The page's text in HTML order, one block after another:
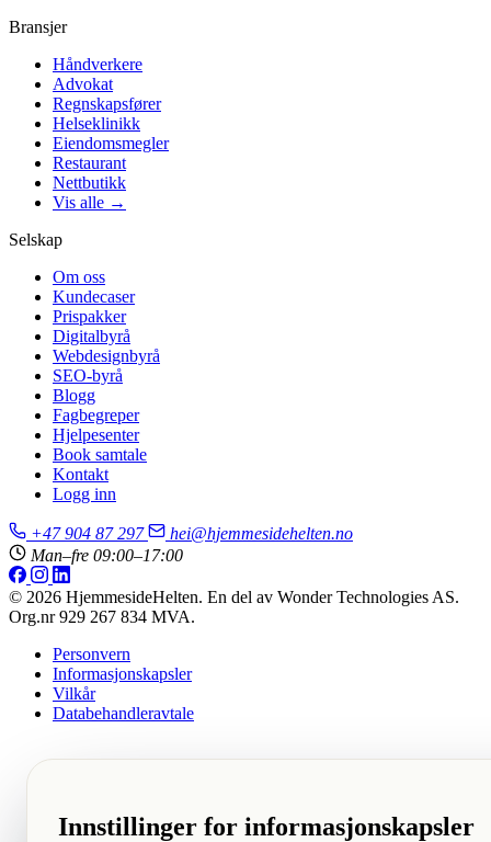
Bransjer
Håndverkere
Advokat
Regnskapsfører
Helseklinikk
Eiendomsmegler
Restaurant
Nettbutikk
Vis alle →
Selskap
Om oss
Kundecaser
Prispakker
Digitalbyrå
Webdesignbyrå
SEO-byrå
Blogg
Fagbegreper
Hjelpesenter
Book samtale
Kontakt
Logg inn
+47 904 87 297
hei@hjemmesidehelten.no
Man–fre 09:00–17:00
© 2026 HjemmesideHelten. En del av Wonder Technologies AS.
Org.nr 929 267 834 MVA.
Personvern
Informasjonskapsler
Vilkår
Databehandleravtale
Innstillinger for informasjonskapsler